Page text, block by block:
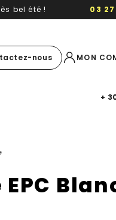
bel été !
03
nous MON
+